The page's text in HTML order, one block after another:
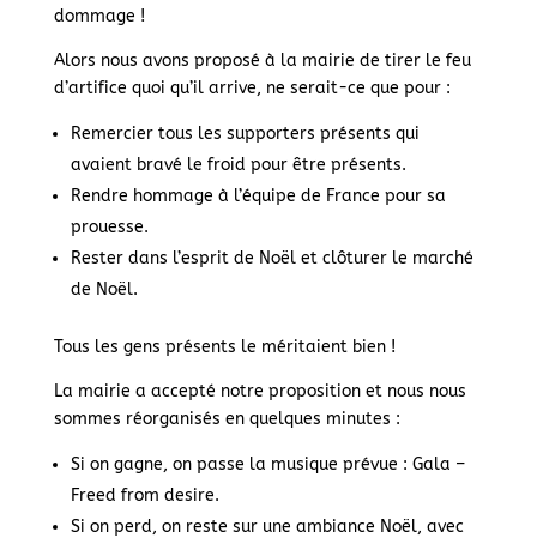
dommage !
Alors nous avons proposé à la mairie de tirer le feu
d’artifice quoi qu’il arrive, ne serait-ce que pour :
Remercier tous les supporters présents qui
avaient bravé le froid pour être présents.
Rendre hommage à l’équipe de France pour sa
prouesse.
Rester dans l’esprit de Noël et clôturer le marché
de Noël.
Tous les gens présents le méritaient bien !
La mairie a accepté notre proposition et nous nous
sommes réorganisés en quelques minutes :
Si on gagne, on passe la musique prévue : Gala –
Freed from desire.
Si on perd, on reste sur une ambiance Noël, avec